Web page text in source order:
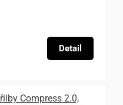
Detail
Compress 2.0,